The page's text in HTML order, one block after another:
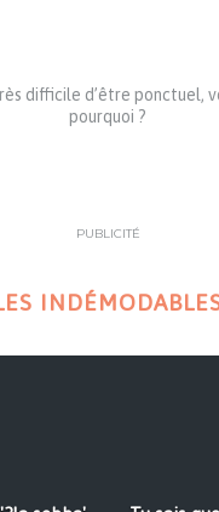
difficile d’être ponctuel,
pourquoi ?
PUBLICITÉ